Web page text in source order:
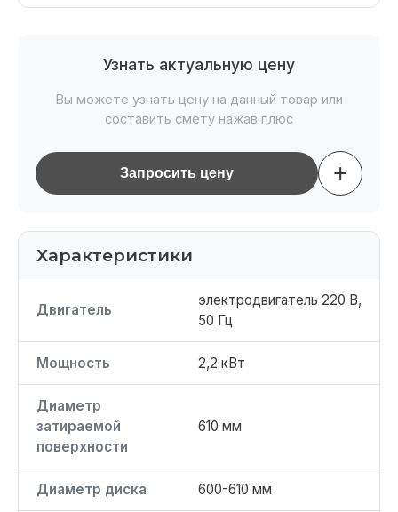
Узнать актуальную цену
Вы можете узнать цену на данный товар или
составить смету нажав плюс
Запросить цену +
Характеристики
Двигатель
электродвигатель 220 В,
50 Гц
Мощность 2,2 кВт
Диаметр
затираемой
поверхности
610 мм
Диаметр диска 600-610 мм